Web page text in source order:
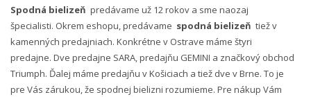
Spodná bielizeň predávame už 12 rokov a sme naozaj
špecialisti. Okrem eshopu, predávame spodná bielizeň tiež v
kamenných predajniach. Konkrétne v Ostrave máme štyri
predajne. Dve predajne SARA, predajňu GEMINI a značkový obchod
Triumph. Ďalej máme predajňu v Košiciach a tiež dve v Brne. To je
pre Vás zárukou, že spodnej bielizni rozumieme. Pre nákup Vám